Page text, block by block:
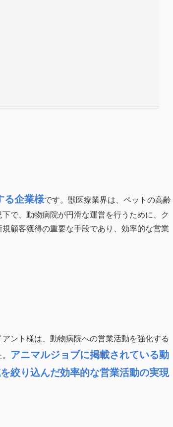
る企業様です。獣医療業界は、ペットの高齢
で、動物病院が円滑な運営を行うために、ク
顧客獲得の重要な手段であり、効率的な営業
ント様は、動物病院への営業活動を強化する
アニマルジョブに掲載されている動
絞り込んだ効率的な営業活動の実現